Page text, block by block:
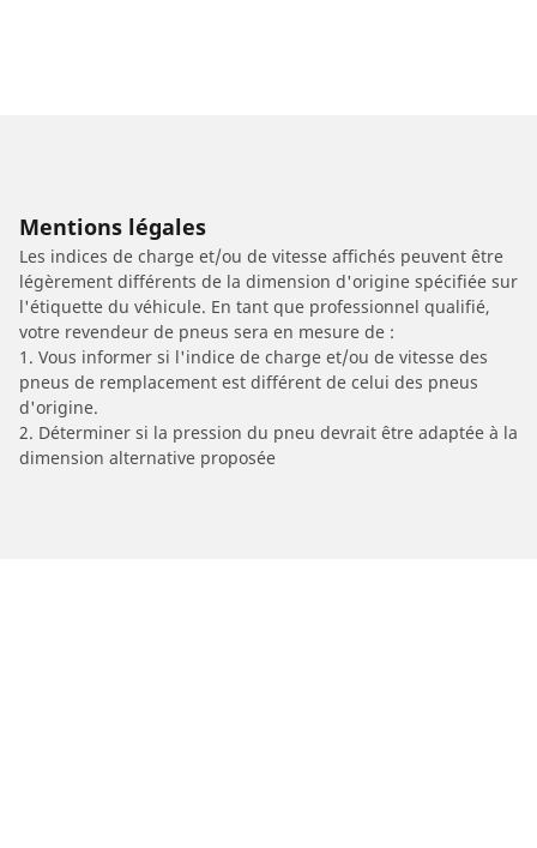
Mentions légales
Les indices de charge et/ou de vitesse affichés peuvent être
légèrement différents de la dimension d'origine spécifiée sur
l'étiquette du véhicule. En tant que professionnel qualifié,
votre revendeur de pneus sera en mesure de :
1. Vous informer si l'indice de charge et/ou de vitesse des
pneus de remplacement est différent de celui des pneus
d'origine.
2. Déterminer si la pression du pneu devrait être adaptée à la
dimension alternative proposée